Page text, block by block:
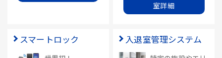
室詳細
スマートロック 入退室管理システム